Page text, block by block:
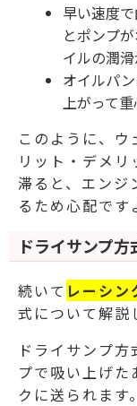
早い速度
とポンプ
イルの潤
オイルパ
上がって
このように、
リット・デメリ
滞ると、エンジ
るため心配です
ドライサンプ方
続いて レーシン
式について解説
ドライサンプ
プで吸い上げた
クに送られます。